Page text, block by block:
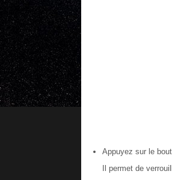
Appuyez sur le
Il permet de